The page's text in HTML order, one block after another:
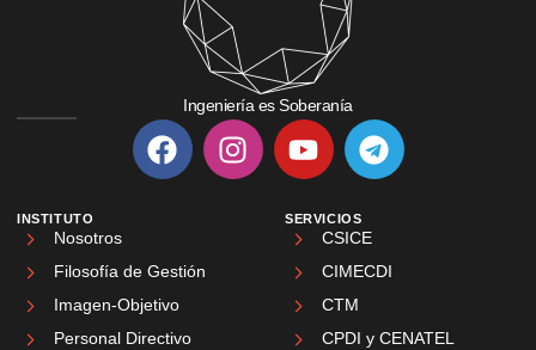
Ingeniería es Soberanía
INSTITUTO
Nosotros
Filosofía de Gestión
Imagen-Objetivo
Personal Directivo
SERVICIOS
CSICE
CIMECDI
CTM
CPDI y CENATEL